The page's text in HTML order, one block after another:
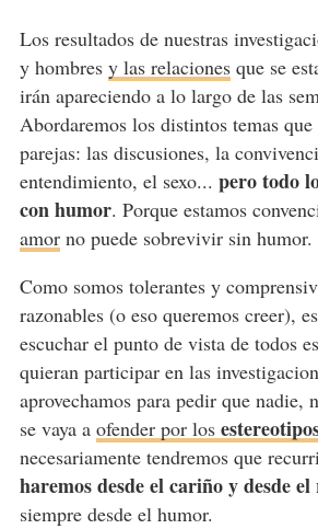
Los resultados de nuestras
y hombres y las relacionesque se
irán apareciendo a lo largo de las
Abordaremos los distintos temas
parejas: las discusiones, la
entendimiento, el sexo... pero todo
con humor. Porque estamos
amorno puede sobrevivir sin humor.
Como somos tolerantes y
razonables (o eso queremos creer),
escuchar el punto de vista de todos
quieran participar en las
aprovechamos para pedir que nadie,
se vaya a ofender por los
necesariamente tendremos que
haremos desde el cariño y desde el
siempre desde el humor.